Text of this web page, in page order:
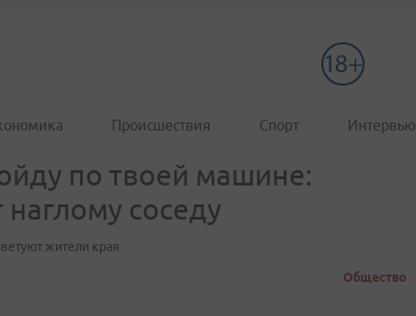
Происшествия Спорт Интервью
по твоей машине:
соседу
жители края
Общество